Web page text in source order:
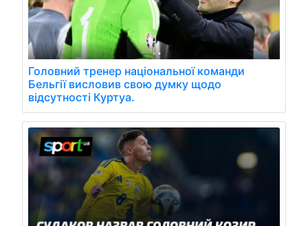
Головний тренер національної команди
Бельгії висловив свою думку щодо
відсутності Куртуа.